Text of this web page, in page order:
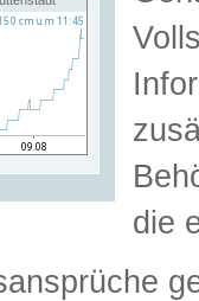
die